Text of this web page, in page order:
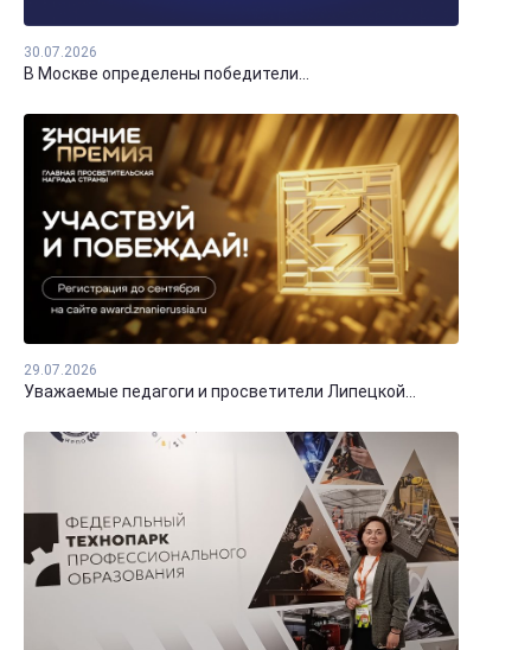
30.07.2026
В Москве определены победители...
29.07.2026
Уважаемые педагоги и просветители Липецкой...